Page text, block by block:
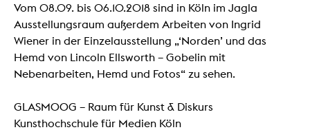
Vom 08.09. bis 06.10.2018 sind in Köln im Jagla
Ausstellungsraum außerdem Arbeiten von Ingrid
Wiener in der Einzelausstellung „‘Norden’ und das
Hemd von Lincoln Ellsworth – Gobelin mit
Nebenarbeiten, Hemd und Fotos“ zu sehen.
GLASMOOG – Raum für Kunst & Diskurs
Kunsthochschule für Medien Köln